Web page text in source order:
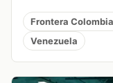
Frontera
Venezuela